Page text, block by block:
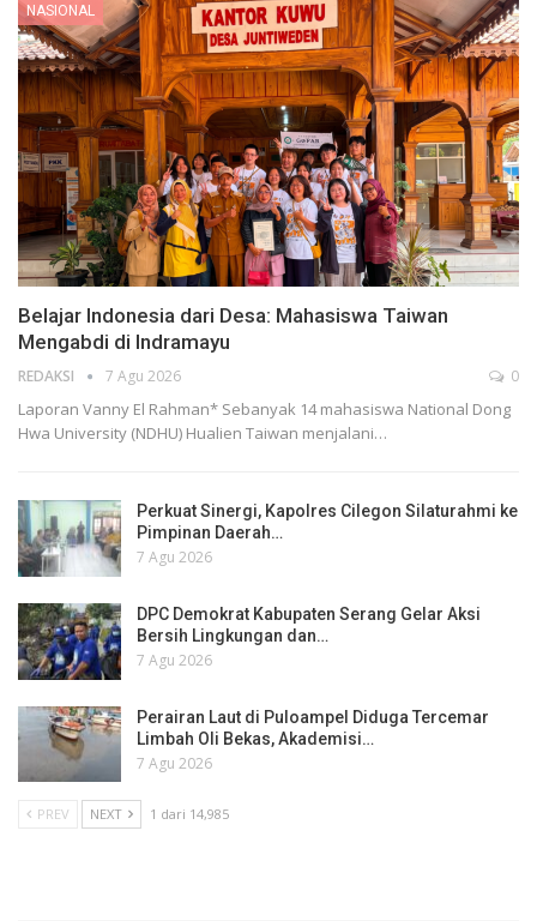
NASIONAL
Belajar Indonesia dari Desa: Mahasiswa Taiwan
Mengabdi di Indramayu
REDAKSI 7 Agu 2026 0
Laporan Vanny El Rahman* Sebanyak 14 mahasiswa National Dong
Hwa University (NDHU) Hualien Taiwan menjalani…
Perkuat Sinergi, Kapolres Cilegon Silaturahmi ke
Pimpinan Daerah…
7 Agu 2026
DPC Demokrat Kabupaten Serang Gelar Aksi
Bersih Lingkungan dan…
7 Agu 2026
Perairan Laut di Puloampel Diduga Tercemar
Limbah Oli Bekas, Akademisi…
7 Agu 2026
PREV NEXT 1 dari 14,985